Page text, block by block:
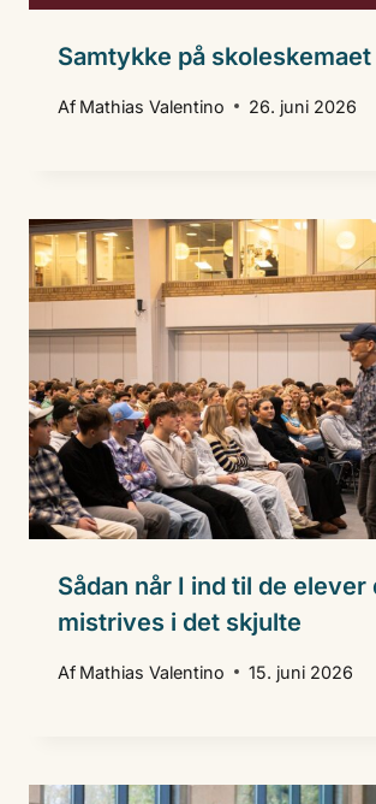
Samtykke på skoleskemaet
Af Mathias Valentino 26. juni 2026
Sådan når I ind til de elever
mistrives i det skjulte
Af Mathias Valentino 15. juni 2026